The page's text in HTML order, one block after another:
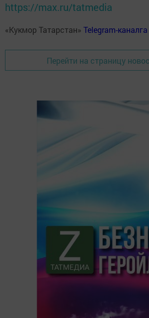
https://max.ru/tatmedia
«Кукмор Татарстан» Telegram-каналга
Перейти на страницу